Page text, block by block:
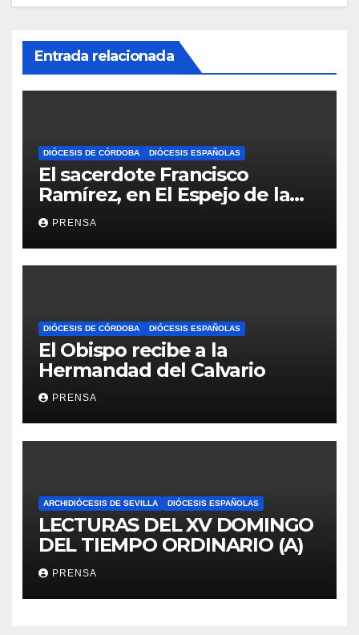
Entrada relacionada
DIÓCESIS DE CÓRDOBA DIÓCESIS ESPAÑOLAS
El sacerdote Francisco
Ramírez, en El Espejo de la
Iglesia
PRENSA
DIÓCESIS DE CÓRDOBA DIÓCESIS ESPAÑOLAS
El Obispo recibe a la
Hermandad del Calvario
PRENSA
ARCHIDIÓCESIS DE SEVILLA DIÓCESIS ESPAÑOLAS
LECTURAS DEL XV DOMINGO
DEL TIEMPO ORDINARIO (A)
PRENSA